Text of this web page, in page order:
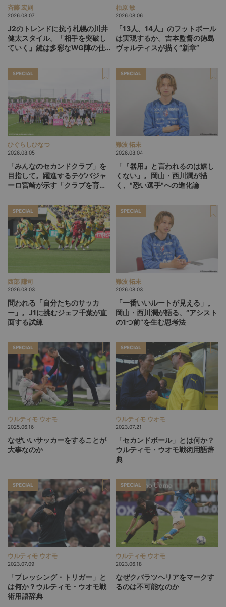
斉藤 宏則
2026.08.07
J2のトレンドに抗う札幌の川井
健太スタイル。「相手を突破し
ていく」鍵は多彩なWG陣の仕
柏原 敏
2026.08.06
「13人、14人」のフットボール
は実現するか。吉本監督の徳島
ヴォルティスが描く“新章”
SPECIAL
ひぐらしひなつ
2026.08.05
「みんなのセカンドクラブ」を
目指して。躍進するテゲバジャ
ーロ宮崎が示す「クラブを育て
SPECIAL
難波 拓未
2026.08.04
「『器用』と言われるのは嬉し
くない」。岡山・西川潤が描
く、"恐い選手"への進化論
SPECIAL
西部 謙司
2026.08.03
問われる「自分たちのサッカ
ー」。J1に挑むジェフ千葉が直
面する試練
SPECIAL
難波 拓未
2026.08.03
「一番いいルートが見える」。
岡山・西川潤が語る、“アシスト
の1つ前”を生む思考法
SPECIAL
ウルティモ ウオモ
2025.06.16
なぜいいサッカーをすることが
大事なのか
SPECIAL
ウルティモ ウオモ
2023.07.21
「セカンドボール」とは何か？
ウルティモ・ウオモ戦術用語辞
典
SPECIAL
ウルティモ ウオモ
2023.07.09
「プレッシング・トリガー」と
は何か？ウルティモ・ウオモ戦
術用語辞典
SPECIAL
ウルティモ ウオモ
2023.06.18
なぜクバラツヘリアをマークす
るのは不可能なのか